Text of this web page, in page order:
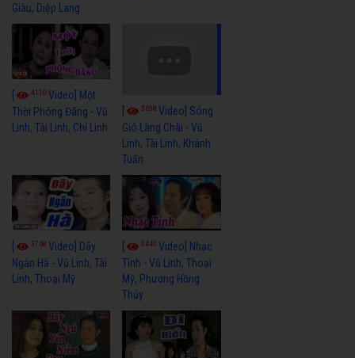
Giàu, Diệp Lang
4110 Video] Một
Thời Phóng Đãng - Vũ
Linh, Tài Linh, Chí Linh
3658Video] Sóng
Gió Làng Chài - Vũ
Linh, Tài Linh, Khánh
Tuấn
3768 Video] Dãy
Ngân Hà - Vũ Linh, Tài
Linh, Thoại Mỹ
3440Video] Nhạc
Tình - Vũ Linh, Thoại
Mỹ, Phương Hồng
Thủy